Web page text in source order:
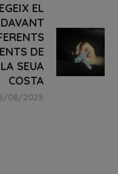
EL
DE
SEUA
COSTA
08/2025